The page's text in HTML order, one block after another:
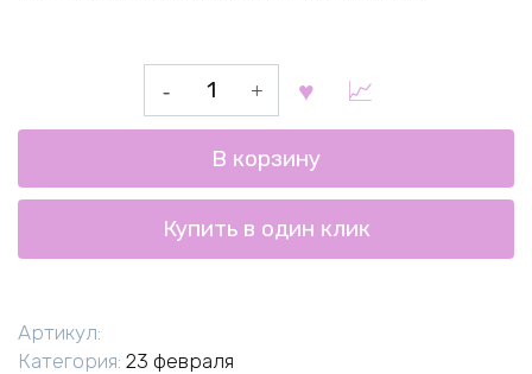
Количество
товара
Богатырская
В корзину
Купить в один клик
Артикул:
Категория: 23 февраля